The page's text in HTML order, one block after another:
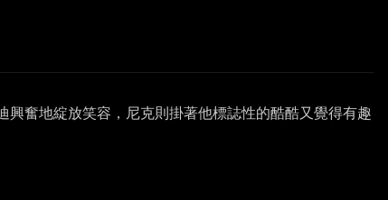
奮地綻放笑容，尼克則掛著他標誌性的酷酷又覺得有趣